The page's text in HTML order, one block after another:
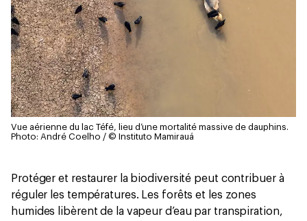
Vue aérienne du lac Téfé, lieu d’une mortalité massive de dauphins.
Photo: André Coelho / © Instituto Mamirauá
Protéger et restaurer la biodiversité peut contribuer à
réguler les températures. Les forêts et les zones
humides libèrent de la vapeur d’eau par transpiration,